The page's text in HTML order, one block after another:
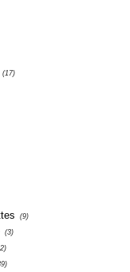
(17)
(9)
(3)